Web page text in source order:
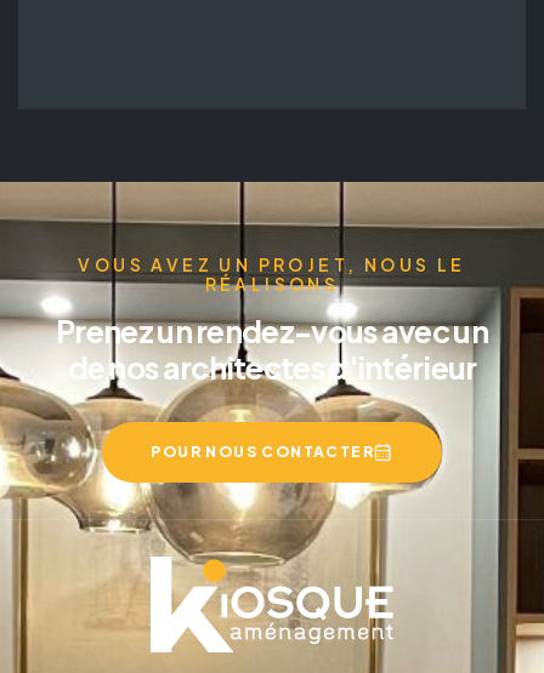
VOUS AVEZ UN PROJET, NOUS LE
RÉALISONS
Prenez un rendez-vous avec un
de nos architectes d'intérieur
POUR NOUS CONTACTER